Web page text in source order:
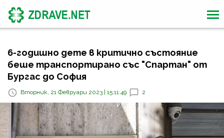
6-годишно дете в критично състояние
беше транспортирано със "Спартан" от
Бургас до София
Вторник, 21 Февруари 2023 | 15:11:49 2